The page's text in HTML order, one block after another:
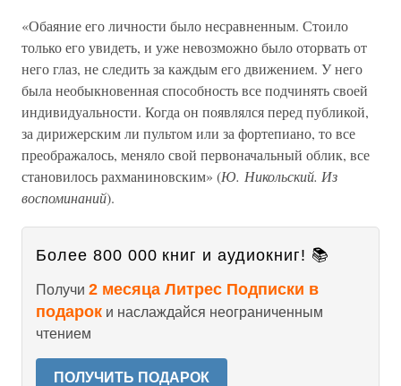
«Обаяние его личности было несравненным. Стоило
только его увидеть, и уже невозможно было оторвать от
него глаз, не следить за каждым его движением. У него
была необыкновенная способность все подчинять своей
индивидуальности. Когда он появлялся перед публикой,
за дирижерским ли пультом или за фортепиано, то все
преображалось, меняло свой первоначальный облик, все
становилось рахманиновским» (Ю. Никольский. Из
воспоминаний).
Более 800 000 книг и аудиокниг! 📚
Получи 2 месяца Литрес Подписки в
подарок и наслаждайся неограниченным
чтением
ПОЛУЧИТЬ ПОДАРОК